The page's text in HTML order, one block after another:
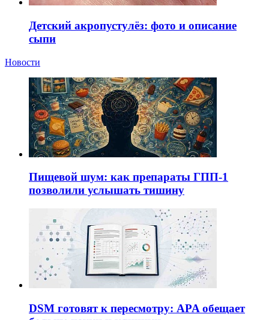
Детский акропустулёз: фото и описание
сыпи
Новости
Пищевой шум: как препараты ГПП-1
позволили услышать тишину
DSM готовят к пересмотру: APA обещает